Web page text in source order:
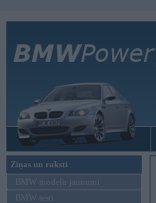
Ziņas un raksti
BMW modeļu jaunumi
BMW testi